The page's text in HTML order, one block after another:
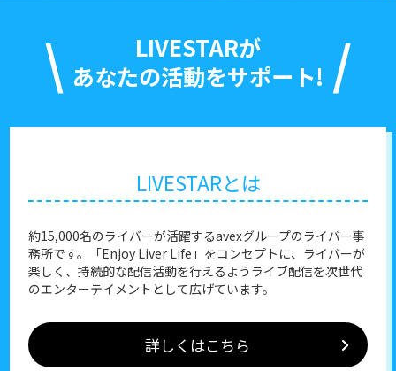
LIVESTARが
あなたの活動をサポート!
LIVESTARとは
約15,000名のライバーが活躍するavexグループのライバー事
務所です。「Enjoy Liver Life」をコンセプトに、ライバーが
楽しく、持続的な配信活動を行えるようライブ配信を次世代
のエンターテイメントとして広げています。
詳しくはこちら